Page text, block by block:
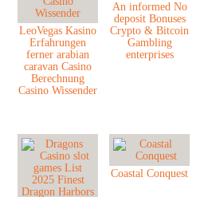
LeoVegas Kasino
Erfahrungen
ferner arabian
caravan Casino
Berechnung
Casino Wissender
An informed No
deposit Bonuses
Crypto & Bitcoin
Gambling
enterprises
Coastal Conquest